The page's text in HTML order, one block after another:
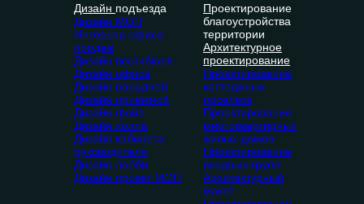
Дизайн подъезда
Дизайн МОП
Интерьер офиса
продаж
Дизайн вестибюля
Дизайн офиса
Дизайн парадной
Дизайн приемной
Дизайн фойе
Дизайн холла
Дизайн кабинета
руководителя
Дизайн лобби
Дизайн проект МОП
Проектирование
благоустройства
территории
Архитектурное
проектирование
Проектирование
коттеджных
поселков
Проектирование
многоквартирных
жилых домов
Проектирование
входных групп
Архитектурный
макет